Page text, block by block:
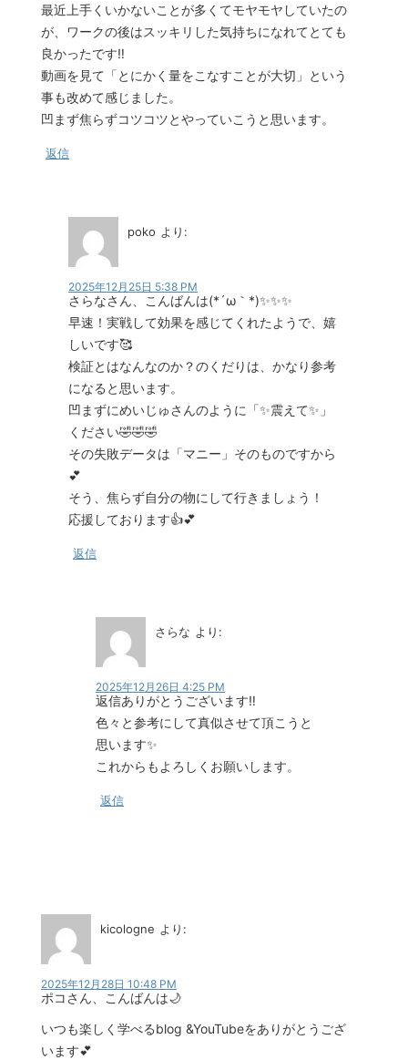
最近上手くいかないことが多くてモヤモヤしていたの
が、ワークの後はスッキリした気持ちになれてとても
良かったです‼︎
動画を見て「とにかく量をこなすことが大切」という
事も改めて感じました。
凹まず焦らずコツコツとやっていこうと思います。
返信
poko より:
2025年12月25日 5:38 PM
さらなさん、こんばんは(*´ω｀*)✨✨✨
早速！実戦して効果を感じてくれたようで、嬉
しいです🥰
検証とはなんなのか？のくだりは、かなり参考
になると思います。
凹まずにめいじゅさんのように「✨震えて✨」
ください🤣🤣🤣
その失敗データは「マニー」そのものですから
💕
そう、焦らず自分の物にして行きましょう！
応援しております👍💕
返信
さらな より:
2025年12月26日 4:25 PM
返信ありがとうございます‼︎
色々と参考にして真似させて頂こうと
思います✨
これからもよろしくお願いします。
返信
kicologne より:
2025年12月28日 10:48 PM
ポコさん、こんばんは🌙
いつも楽しく学べるblog &YouTubeをありがとうござ
います💕